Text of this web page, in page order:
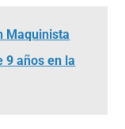
Maquinista
9 años en la